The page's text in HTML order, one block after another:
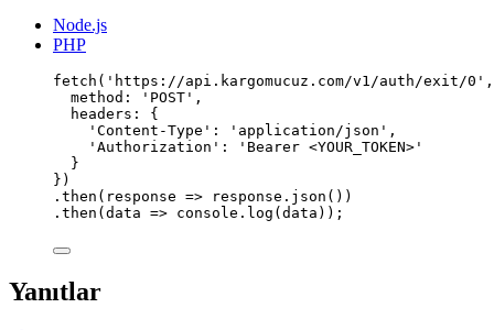
Node.js
PHP
fetch ( ' https://api.kargomucuz.com/v1/auth/exit/0 '
method : ' POST ' ,
headers :
{
' Content-Type ' : ' application/json ' ,
' Authorization ' : ' Bearer <YOUR_TOKEN> '
}
})
. then ( response => response. json ())
. then ( data => console. log (data));
Yanıtlar